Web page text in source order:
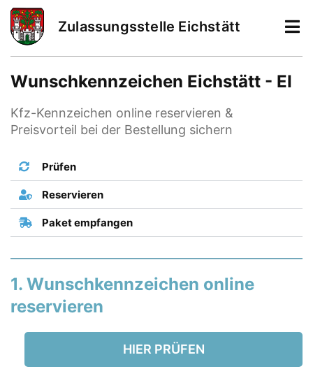
Zulassungsstelle Eichstätt
Wunschkennzeichen Eichstätt - EI
Kfz-Kennzeichen online reservieren &
Preisvorteil bei der Bestellung sichern
Prüfen
Reservieren
Paket empfangen
1. Wunschkennzeichen online
reservieren
HIER PRÜFEN